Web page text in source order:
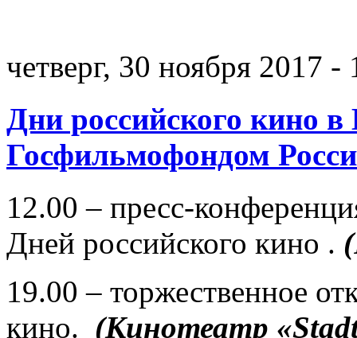
четверг, 30 ноября 2017 -
Дни российского кино в
Госфильмофондом
12.00 – пресс-
Дней российского кино .
19.00 – торжественное
кино. (Кинотеатр